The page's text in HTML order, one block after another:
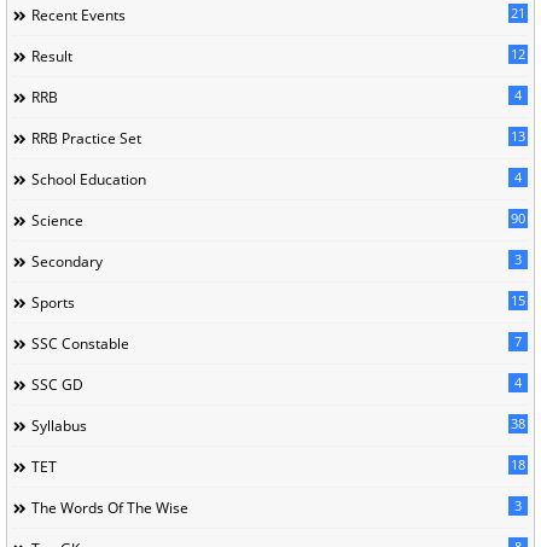
Recent Events 21
Result 12
RRB 4
RRB Practice Set 13
School Education 4
Science 90
Secondary 3
Sports 15
SSC Constable 7
SSC GD 4
Syllabus 38
TET 18
The Words Of The Wise 3